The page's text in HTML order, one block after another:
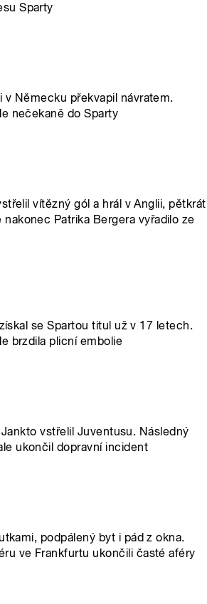
Sparty
v Německu překvapil návratem.
nečekaně do Sparty
vítězný gól a hrál v Anglii, pětkrát
Patrika Bergera vyřadilo ze
se Spartou titul už v 17 letech.
brzdila plicní embolie
vstřelil Juventusu. Následný
ukončil dopravní incident
podpálený byt i pád z okna.
ve Frankfurtu ukončili časté aféry